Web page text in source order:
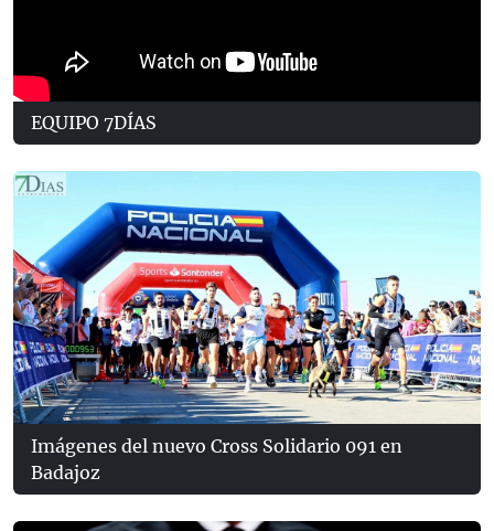
EQUIPO 7DÍAS
Imágenes del nuevo Cross Solidario 091 en
Badajoz